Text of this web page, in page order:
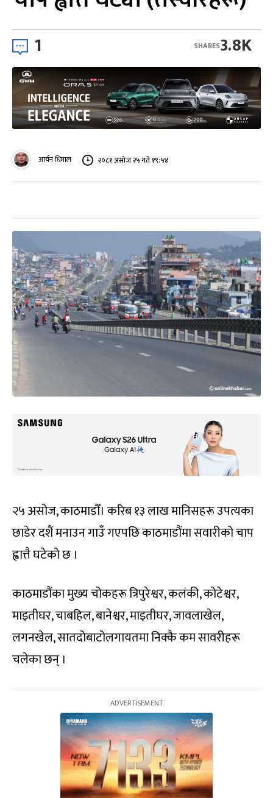
1 3.8K
SHARES
आर्यन धिमाल २०८१ असोज २५ गते १९:५४
२५ असोज, काठमाडौँ। करिब १३ लाख मानिसहरू उपत्यका
छाडेर दशैं मनाउन गाउँ गएपछि काठमाडौंमा सवारीको चाप
ह्वात्तै घटेको छ ।
काठमाडौंका मुख्‍य चोकहरू त्रिपुरेश्वर, कलंकी, कोटेश्वर,
माइतीघर, चाबहिल, बानेश्वर, माइतीघर, जावलाखेल,
लगनखेल, सातदोबाटोलगायतमा निक्कै कम सावरीहरू
चलेका छन् ।